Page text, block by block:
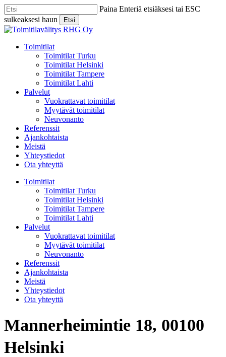
Skip
to
main
content
Paina Enteriä etsiäksesi tai ESC
sulkeaksesi haun
Etsi
Close
Menu
Toimitilat
Toimitilat Turku
Toimitilat Helsinki
Toimitilat Tampere
Toimitilat Lahti
Palvelut
Vuokrattavat toimitilat
Myytävät toimitilat
Neuvonanto
Referenssit
Ajankohtaista
Meistä
Yhteystiedot
Ota yhteyttä
Toimitilat
Toimitilat Turku
Toimitilat Helsinki
Toimitilat Tampere
Toimitilat Lahti
Palvelut
Vuokrattavat toimitilat
Myytävät toimitilat
Neuvonanto
Referenssit
Ajankohtaista
Meistä
Yhteystiedot
Ota yhteyttä
Mannerheimintie 18, 00100
Helsinki